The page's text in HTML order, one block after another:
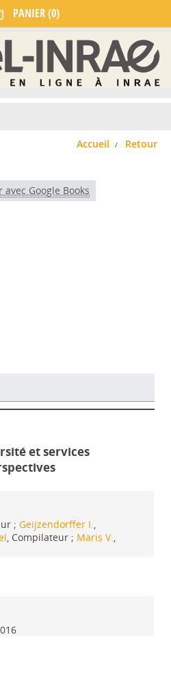
Accueil Retour
avec Google Books
et services
;Geijzendorffer I.
, Compilateur ; Maris V.